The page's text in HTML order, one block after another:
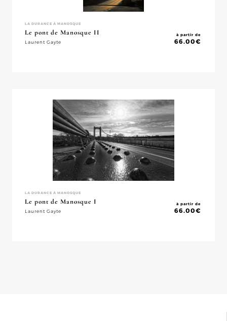
LA DURANCE À MANOSQUE
Le pont de Manosque II
Laurent Gayte
à partir de
66.00€
LA DURANCE À MANOSQUE
Le pont de Manosque I
Laurent Gayte
à partir de
66.00€